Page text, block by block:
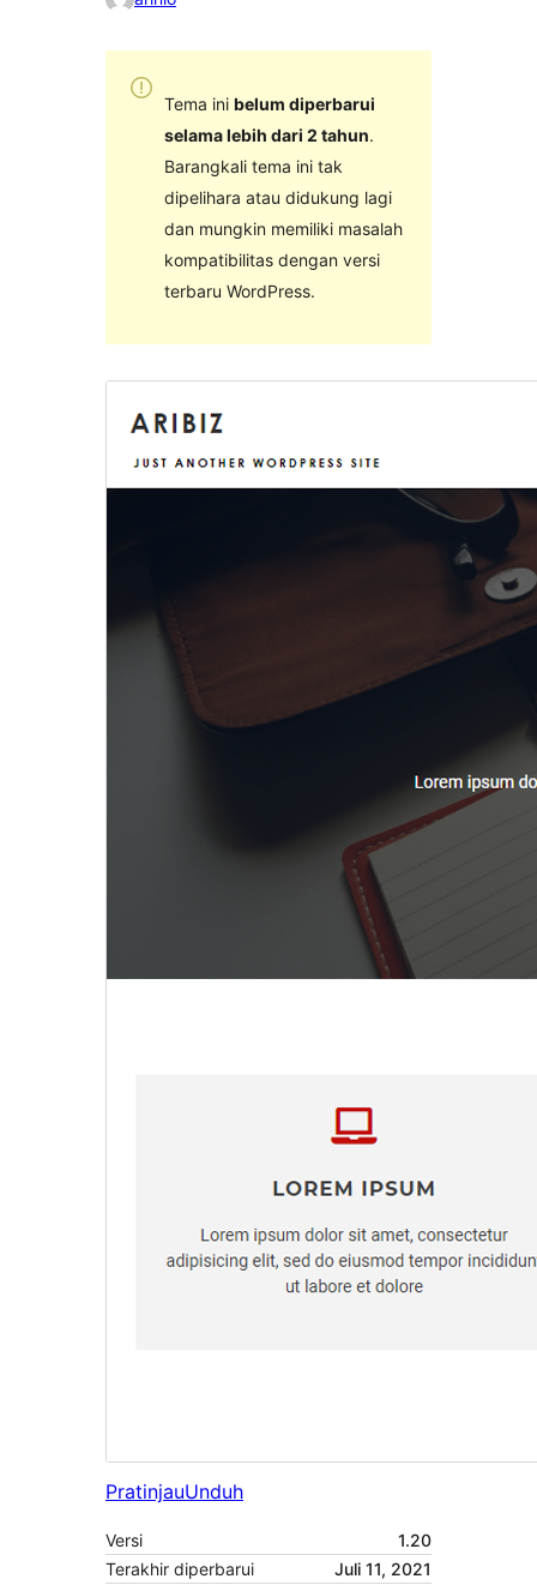
Tema ini belum diperbarui
selama lebih dari 2 tahun.
Barangkali tema ini tak
dipelihara atau didukung lagi
dan mungkin memiliki masalah
kompatibilitas dengan versi
terbaru WordPress.
PratinjauUnduh
Versi
1.20
Terakhir diperbarui
Juli 11, 2021